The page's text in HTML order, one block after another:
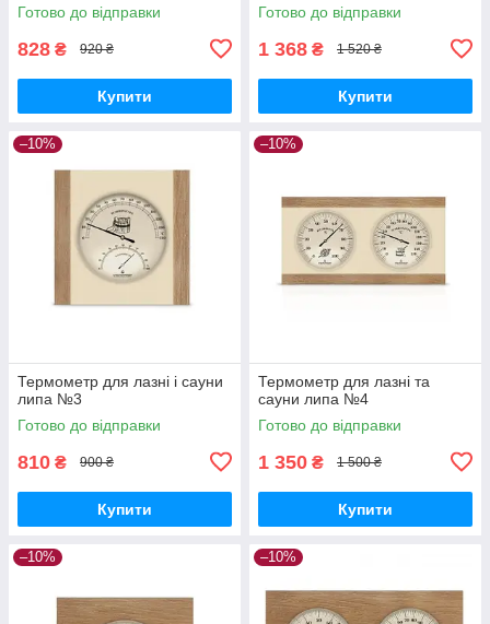
Готово до відправки
828 ₴ 920 ₴
Купити
Готово до відправки
1 368 ₴ 1 520 ₴
Купити
–10%
Термометр для лазні і сауни
липа №3
Готово до відправки
810 ₴ 900 ₴
Купити
–10%
Термометр для лазні та
сауни липа №4
Готово до відправки
1 350 ₴ 1 500 ₴
Купити
–10% –10%